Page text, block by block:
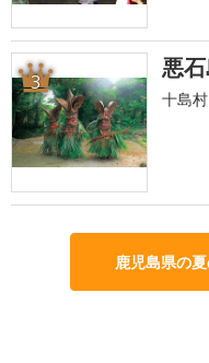
3 悪
十島
鹿児島県の